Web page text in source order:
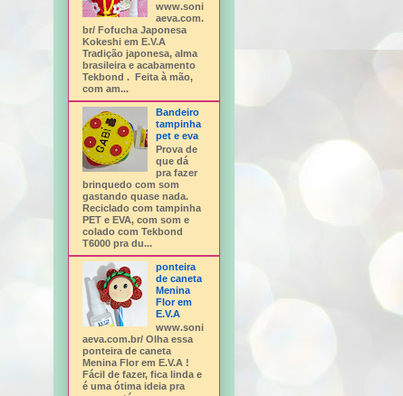
www.soni
aeva.com.
br/ Fofucha Japonesa
Kokeshi em E.V.A
Tradição japonesa, alma
brasileira e acabamento
Tekbond . Feita à mão,
com am...
Bandeiro
tampinha
pet e eva
Prova de
que dá
pra fazer
brinquedo com som
gastando quase nada.
Reciclado com tampinha
PET e EVA, com som e
colado com Tekbond
T6000 pra du...
ponteira
de caneta
Menina
Flor em
E.V.A
www.soni
aeva.com.br/ Olha essa
ponteira de caneta
Menina Flor em E.V.A !
Fácil de fazer, fica linda e
é uma ótima ideia pra